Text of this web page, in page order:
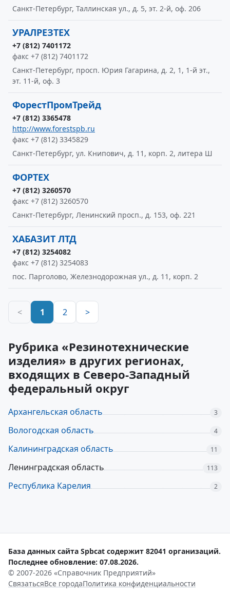
Санкт-Петербург, Таллинская ул., д. 5, эт. 2-й, оф. 206
УРАЛРЕЗТЕХ
+7 (812) 7401172
факс +7 (812) 7401172
Санкт-Петербург, просп. Юрия Гагарина, д. 2, 1, 1-й эт.,
эт. 11-й, оф. 3
ФорестПромТрейд
+7 (812) 3365478
http://www.forestspb.ru
факс +7 (812) 3345829
Санкт-Петербург, ул. Книпович, д. 11, корп. 2, литера Ш
ФОРТЕХ
+7 (812) 3260570
факс +7 (812) 3260570
Санкт-Петербург, Ленинский просп., д. 153, оф. 221
ХАБАЗИТ ЛТД
+7 (812) 3254082
факс +7 (812) 3254083
пос. Парголово, Железнодорожная ул., д. 11, корп. 2
< 1 2 >
Рубрика «Резинотехнические
изделия» в других регионах,
входящих в Северо-Западный
федеральный округ
Архангельская область 3
Вологодская область 4
Калининградская область 11
Ленинградская область 113
Республика Карелия 2
База данных сайта Spbcat содержит 82041 организаций.
Последнее обновление: 07.08.2026.
© 2007-2026 «Справочник Предприятий»
СвязатьсяВсе городаПолитика конфиденциальности